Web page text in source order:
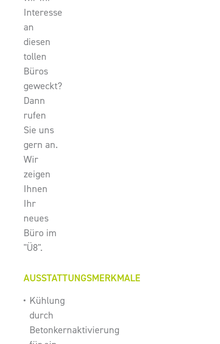
Interesse
an
diesen
tollen
Büros
geweckt?
Dann
rufen
Sie uns
gern an.
Wir
zeigen
Ihnen
Ihr
neues
Büro im
"Ü8".
AUSSTATTUNGSMERKMALE
Kühlung
durch
Betonkernaktivierung